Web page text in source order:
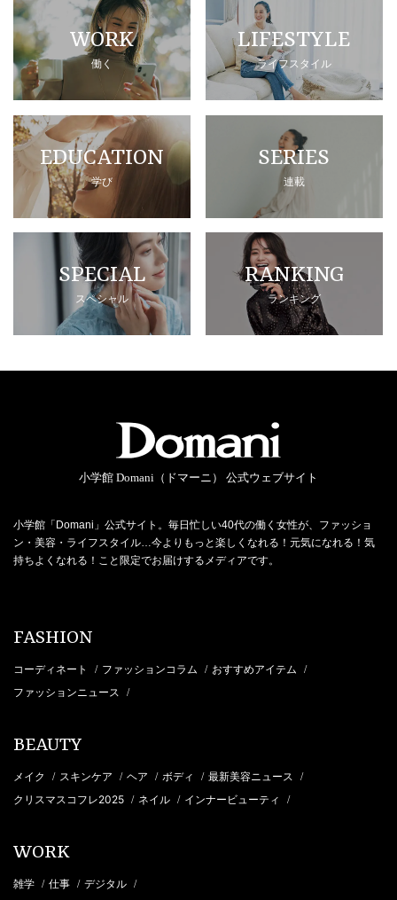
WORK
働く
LIFESTYLE
ライフスタイル
EDUCATION
学び
SERIES
連載
SPECIAL
スペシャル
RANKING
ランキング
小学館 Domani（ドマーニ） 公式ウェブサイト
小学館「Domani」公式サイト。毎日忙しい40代の働く女性が、ファッショ
ン・美容・ライフスタイル…今よりもっと楽しくなれる！元気になれる！気
持ちよくなれる！こと限定でお届けするメディアです。
FASHION
コーディネート / ファッションコラム / おすすめアイテム /
ファッションニュース /
BEAUTY
メイク / スキンケア / ヘア / ボディ / 最新美容ニュース /
クリスマスコフレ2025 / ネイル / インナービューティ /
WORK
雑学 / 仕事 / デジタル /